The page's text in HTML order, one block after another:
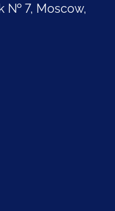
№ 7, Moscow,